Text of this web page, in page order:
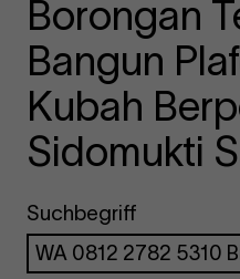
Borongan
Bangun
Kubah
Sidomukti
Suchbegriff